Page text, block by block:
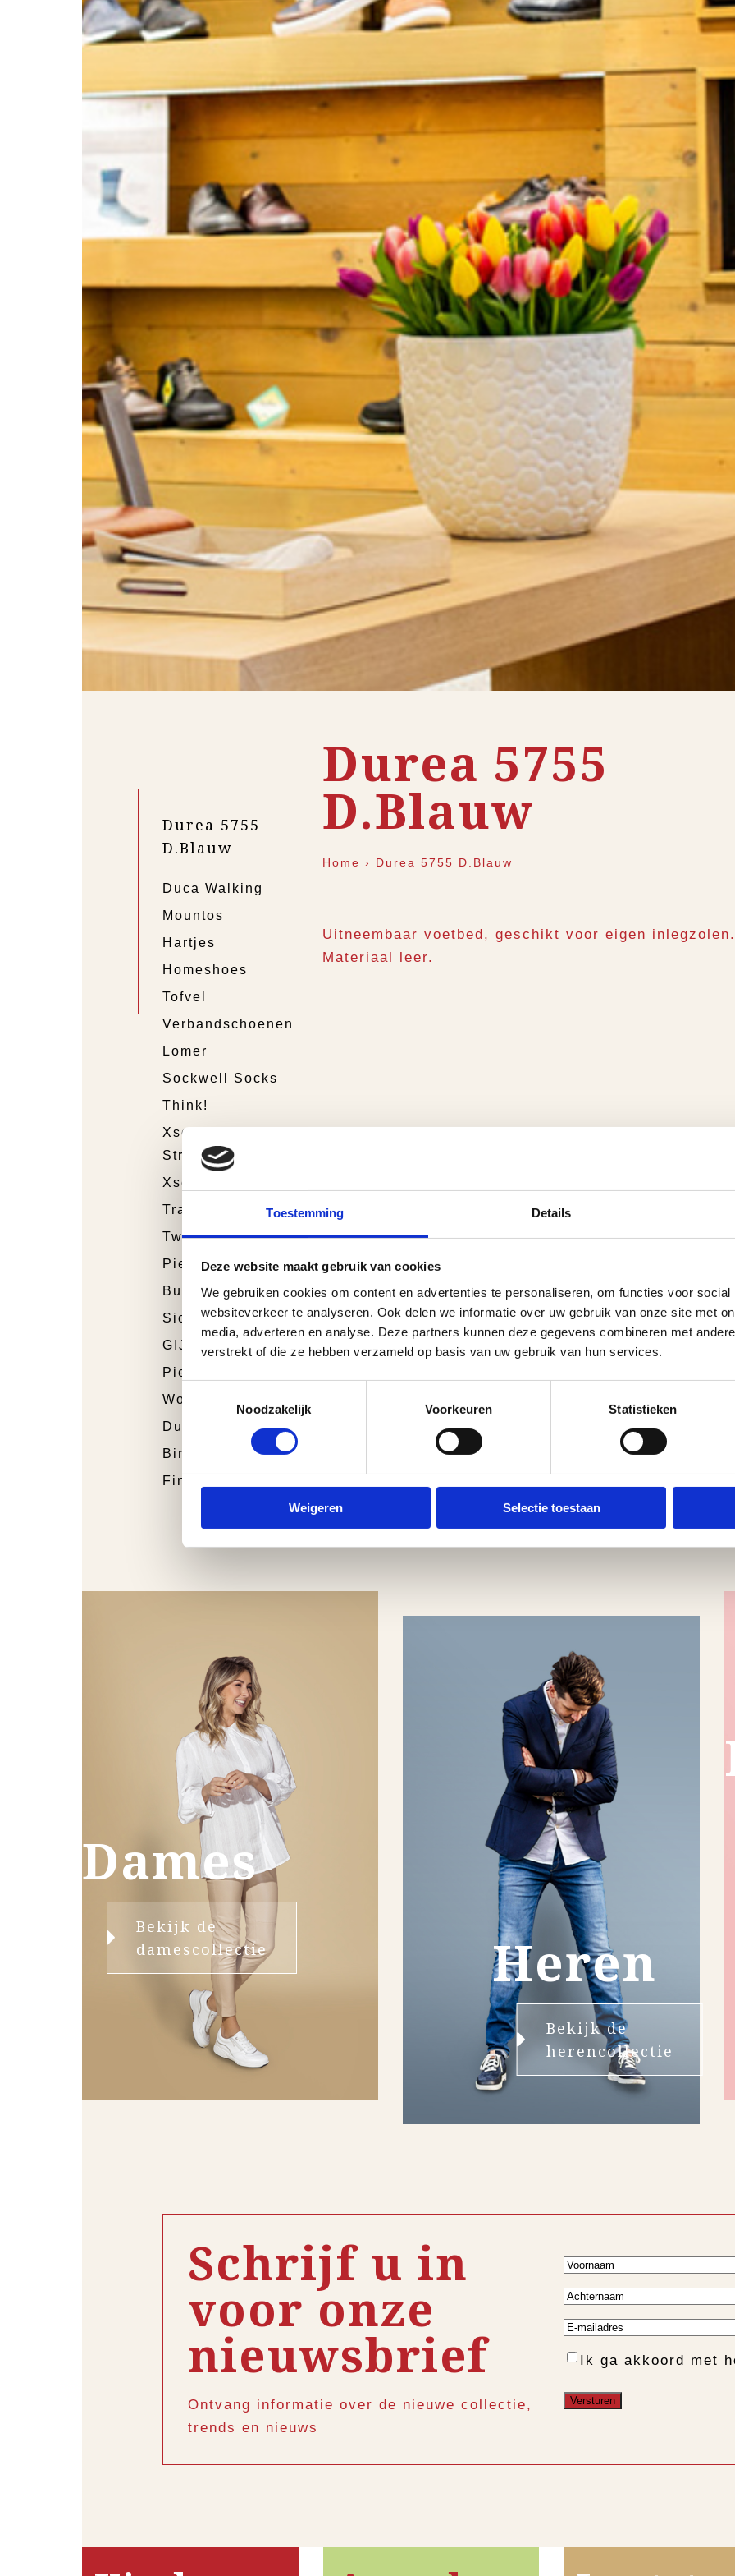
Toestemming Details
Deze website maakt gebruik van cookies
We gebruiken cookies om content en advertenties te personaliseren, om functies voor
websiteverkeer te analyseren. Ook delen we informatie over uw gebruik van onze site met
media, adverteren en analyse. Deze partners kunnen deze gegevens combineren met
verstrekt of die ze hebben verzameld op basis van uw gebruik van hun services.
Noodzakelijk
Voorkeuren Statistieken
Weigeren Selectie toestaan
Durea 5755
D.Blauw
Duca Walking
Mountos
Hartjes
Homeshoes
Tofvel
Verbandschoenen
Lomer
Sockwell Socks
Think!
Xsensible
Stretchwalker
Xsensible
Trackstyle
Twins
Piedro Sport
Bunnies Junior
Sioux
GIJS
Piedro
Wolky
Durea
Birkenstock
Finn Comfort
Durea 5755
D.Blauw
Home › Durea 5755 D.Blauw
Uitneembaar voetbed, geschikt voor eigen
Materiaal leer.
Dames
Bekijk de
damescollectie
Heren
Bekijk de
herencollectie
Schrijf u in
voor onze
nieuwsbrief
Ontvang informatie over de nieuwe collectie,
trends en nieuws
Voornaam
Achternaam
E-
mailadres
Instemming
Ik ga akkoord met